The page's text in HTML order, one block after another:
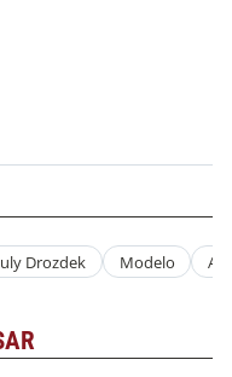
Drozdek Modelo